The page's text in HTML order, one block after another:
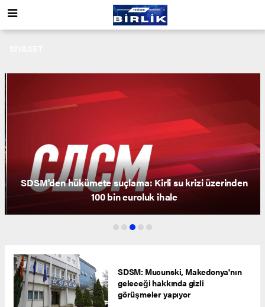
SDSM'den hükümete suçlama: Kirli su krizi üzerinden
100 bin euroluk ihale
SDSM: Mucunski, Makedonya'nın
geleceği hakkında gizli
görüşmeler yapıyor